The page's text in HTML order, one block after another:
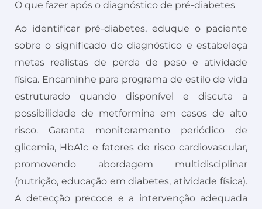
O que fazer após o diagnóstico de pré-diabetes
Ao identificar pré-diabetes, eduque o paciente
sobre o significado do diagnóstico e estabeleça
metas realistas de perda de peso e atividade
física. Encaminhe para programa de estilo de vida
estruturado quando disponível e discuta a
possibilidade de metformina em casos de alto
risco. Garanta monitoramento periódico de
glicemia, HbA1c e fatores de risco cardiovascular,
promovendo abordagem multidisciplinar
(nutrição, educação em diabetes, atividade física).
A detecção precoce e a intervenção adequada